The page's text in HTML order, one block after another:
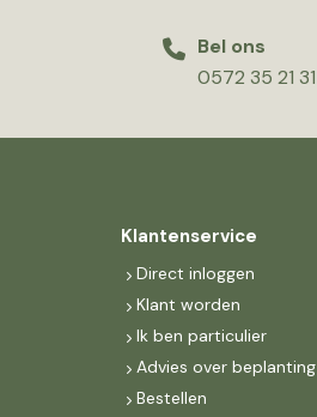
Bel ons
0572 35 21 31
Klantenservice
Direct inloggen
Klant worden
Ik ben particulier
Advies over beplanting
Bestellen